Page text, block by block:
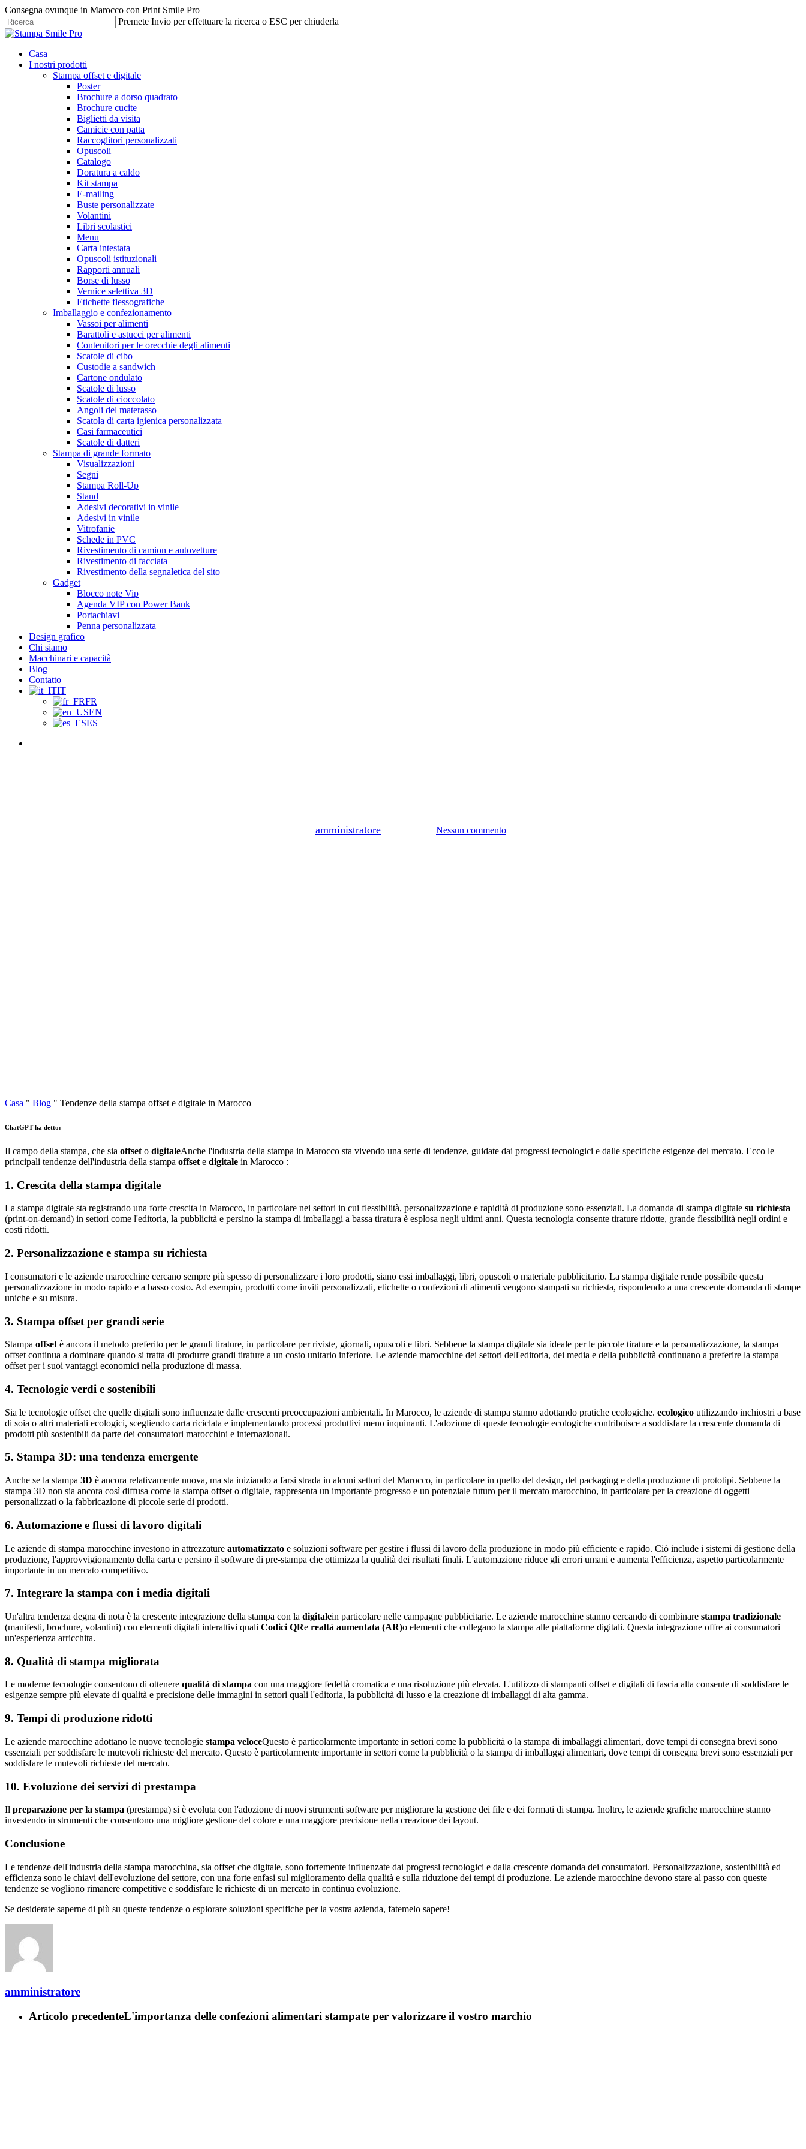
Vai
al
contenuto
principale
Consegna ovunque in Marocco con Print Smile Pro
Premete Invio per effettuare la ricerca o ESC per chiuderla
Chiudi
ricerca
Menu
Casa
I nostri prodotti
Stampa offset e digitale
Poster
Brochure a dorso quadrato
Brochure cucite
Biglietti da visita
Camicie con patta
Raccoglitori personalizzati
Opuscoli
Catalogo
Doratura a caldo
Kit stampa
E-mailing
Buste personalizzate
Volantini
Libri scolastici
Menu
Carta intestata
Opuscoli istituzionali
Rapporti annuali
Borse di lusso
Vernice selettiva 3D
Etichette flessografiche
Imballaggio e confezionamento
Vassoi per alimenti
Barattoli e astucci per alimenti
Contenitori per le orecchie degli alimenti
Scatole di cibo
Custodie a sandwich
Cartone ondulato
Scatole di lusso
Scatole di cioccolato
Angoli del materasso
Scatola di carta igienica personalizzata
Casi farmaceutici
Scatole di datteri
Stampa di grande formato
Visualizzazioni
Segni
Stampa Roll-Up
Stand
Adesivi decorativi in vinile
Adesivi in vinile
Vitrofanie
Schede in PVC
Rivestimento di camion e autovetture
Rivestimento di facciata
Rivestimento della segnaletica del sito
Gadget
Blocco note Vip
Agenda VIP con Power Bank
Portachiavi
Penna personalizzata
Design grafico
Chi siamo
Macchinari e capacità
Blog
Contatto
IT
FR
EN
ES
amministratore Nessun commento
Casa " Blog " Tendenze della stampa offset e digitale in Marocco
ChatGPT ha detto:
Il campo della stampa, che sia offset o digitaleAnche l'industria della stampa in Marocco sta vivendo una serie di tendenze, guidate dai progressi tecnologici e dalle specifiche esigenze del mercato. Ecco le
principali tendenze dell'industria della stampa offset e digitale in Marocco :
1. Crescita della stampa digitale
La stampa digitale sta registrando una forte crescita in Marocco, in particolare nei settori in cui flessibilità, personalizzazione e rapidità di produzione sono essenziali. La domanda di stampa digitale su richiesta
(print-on-demand) in settori come l'editoria, la pubblicità e persino la stampa di imballaggi a bassa tiratura è esplosa negli ultimi anni. Questa tecnologia consente tirature ridotte, grande flessibilità negli ordini e
costi ridotti.
2. Personalizzazione e stampa su richiesta
I consumatori e le aziende marocchine cercano sempre più spesso di personalizzare i loro prodotti, siano essi imballaggi, libri, opuscoli o materiale pubblicitario. La stampa digitale rende possibile questa
personalizzazione in modo rapido e a basso costo. Ad esempio, prodotti come inviti personalizzati, etichette o confezioni di alimenti vengono stampati su richiesta, rispondendo a una crescente domanda di stampe
uniche e su misura.
3. Stampa offset per grandi serie
Stampa offset è ancora il metodo preferito per le grandi tirature, in particolare per riviste, giornali, opuscoli e libri. Sebbene la stampa digitale sia ideale per le piccole tirature e la personalizzazione, la stampa
offset continua a dominare quando si tratta di produrre grandi tirature a un costo unitario inferiore. Le aziende marocchine dei settori dell'editoria, dei media e della pubblicità continuano a preferire la stampa
offset per i suoi vantaggi economici nella produzione di massa.
4. Tecnologie verdi e sostenibili
Sia le tecnologie offset che quelle digitali sono influenzate dalle crescenti preoccupazioni ambientali. In Marocco, le aziende di stampa stanno adottando pratiche ecologiche. ecologico utilizzando inchiostri a base
di soia o altri materiali ecologici, scegliendo carta riciclata e implementando processi produttivi meno inquinanti. L'adozione di queste tecnologie ecologiche contribuisce a soddisfare la crescente domanda di
prodotti più sostenibili da parte dei consumatori marocchini e internazionali.
5. Stampa 3D: una tendenza emergente
Anche se la stampa 3D è ancora relativamente nuova, ma sta iniziando a farsi strada in alcuni settori del Marocco, in particolare in quello del design, del packaging e della produzione di prototipi. Sebbene la
stampa 3D non sia ancora così diffusa come la stampa offset o digitale, rappresenta un importante progresso e un potenziale futuro per il mercato marocchino, in particolare per la creazione di oggetti
personalizzati o la fabbricazione di piccole serie di prodotti.
6. Automazione e flussi di lavoro digitali
Le aziende di stampa marocchine investono in attrezzature automatizzato e soluzioni software per gestire i flussi di lavoro della produzione in modo più efficiente e rapido. Ciò include i sistemi di gestione della
produzione, l'approvvigionamento della carta e persino il software di pre-stampa che ottimizza la qualità dei risultati finali. L'automazione riduce gli errori umani e aumenta l'efficienza, aspetto particolarmente
importante in un mercato competitivo.
7. Integrare la stampa con i media digitali
Un'altra tendenza degna di nota è la crescente integrazione della stampa con la digitalein particolare nelle campagne pubblicitarie. Le aziende marocchine stanno cercando di combinare stampa tradizionale
(manifesti, brochure, volantini) con elementi digitali interattivi quali Codici QRe realtà aumentata (AR)o elementi che collegano la stampa alle piattaforme digitali. Questa integrazione offre ai consumatori
un'esperienza arricchita.
8. Qualità di stampa migliorata
Le moderne tecnologie consentono di ottenere qualità di stampa con una maggiore fedeltà cromatica e una risoluzione più elevata. L'utilizzo di stampanti offset e digitali di fascia alta consente di soddisfare le
esigenze sempre più elevate di qualità e precisione delle immagini in settori quali l'editoria, la pubblicità di lusso e la creazione di imballaggi di alta gamma.
9. Tempi di produzione ridotti
Le aziende marocchine adottano le nuove tecnologie stampa veloceQuesto è particolarmente importante in settori come la pubblicità o la stampa di imballaggi alimentari, dove tempi di consegna brevi sono
essenziali per soddisfare le mutevoli richieste del mercato. Questo è particolarmente importante in settori come la pubblicità o la stampa di imballaggi alimentari, dove tempi di consegna brevi sono essenziali per
soddisfare le mutevoli richieste del mercato.
10. Evoluzione dei servizi di prestampa
Il preparazione per la stampa (prestampa) si è evoluta con l'adozione di nuovi strumenti software per migliorare la gestione dei file e dei formati di stampa. Inoltre, le aziende grafiche marocchine stanno
investendo in strumenti che consentono una migliore gestione del colore e una maggiore precisione nella creazione dei layout.
Conclusione
Le tendenze dell'industria della stampa marocchina, sia offset che digitale, sono fortemente influenzate dai progressi tecnologici e dalla crescente domanda dei consumatori. Personalizzazione, sostenibilità ed
efficienza sono le chiavi dell'evoluzione del settore, con una forte enfasi sul miglioramento della qualità e sulla riduzione dei tempi di produzione. Le aziende marocchine devono stare al passo con queste
tendenze se vogliono rimanere competitive e soddisfare le richieste di un mercato in continua evoluzione.
Se desiderate saperne di più su queste tendenze o esplorare soluzioni specifiche per la vostra azienda, fatemelo sapere!
amministratore
Articolo precedenteL'importanza delle confezioni alimentari stampate per valorizzare il vostro marchio